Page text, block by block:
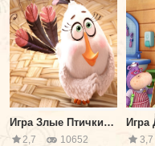
Игра Злые Птички: Матильда
2,7 10652 3,7